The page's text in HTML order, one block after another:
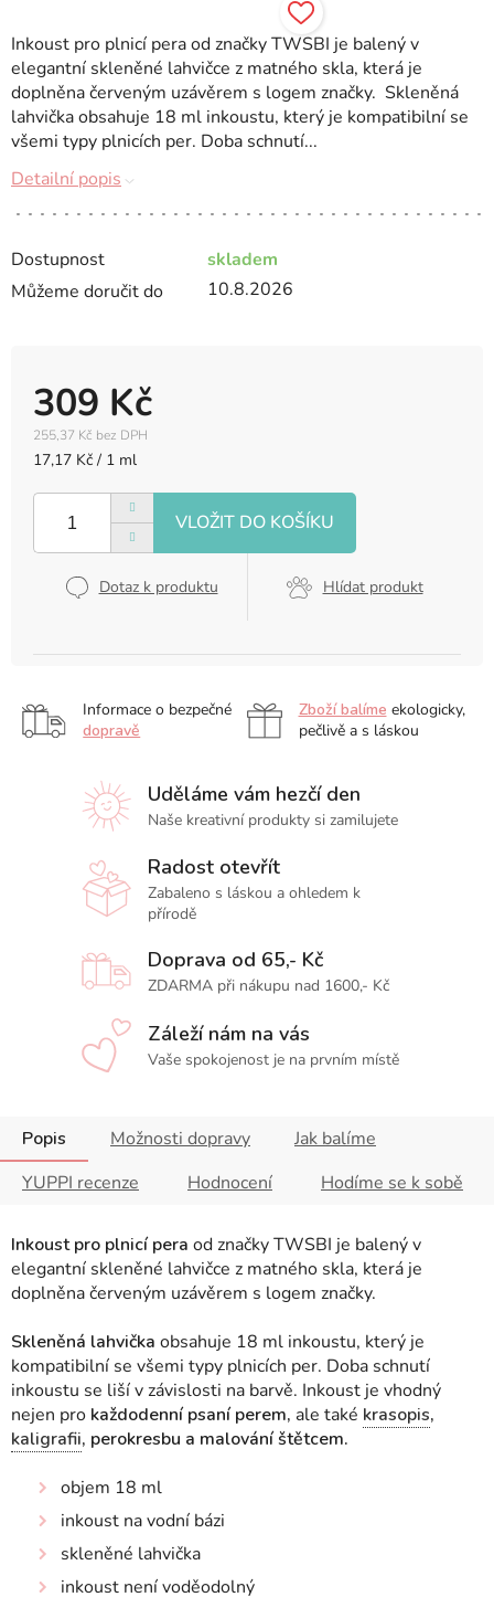
Dostupnost
skladem
Můžeme doručit do
10.8.2026
309 Kč
255,37 Kč bez DPH
Měrná
17,17 Kč / 1 ml
Dotaz k produktu Hlídat produkt
Inkoust pro plnicí pera od značky TWSBI je balený v
elegantní skleněné lahvičce z matného skla, která je
doplněna červeným uzávěrem s logem značky. Skleněná
lahvička obsahuje 18 ml inkoustu, který je kompatibilní se
všemi typy plnicích per. Doba schnutí...
Detailní popis
Informace o bezpečné
dopravě
Zboží balíme ekologicky,
pečlivě a s láskou
Uděláme vám hezčí den
Naše kreativní produkty si zamilujete
Radost otevřít
Zabaleno s láskou a ohledem k
přírodě
Doprava od 65,- Kč
ZDARMA při nákupu nad 1600,- Kč
Záleží nám na vás
Vaše spokojenost je na prvním místě
Popis Možnosti dopravy
Jak balíme
YUPPI recenze
Hodnocení Hodíme se k sobě
Inkoust pro plnicí pera od značky TWSBI je balený v
elegantní skleněné lahvičce z matného skla, která je
doplněna červeným uzávěrem s logem značky.
Skleněná lahvička obsahuje 18 ml inkoustu, který je
kompatibilní se všemi typy plnicích per. Doba schnutí
inkoustu se liší v závislosti na barvě. Inkoust je vhodný
nejen pro každodenní psaní perem, ale také krasopis,
kaligrafii, perokresbu a malování štětcem.
objem 18 ml
inkoust na vodní bázi
skleněné lahvička
inkoust není voděodolný